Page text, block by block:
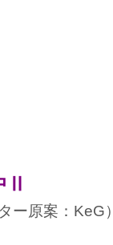
Ⅱ
原案：KeG）